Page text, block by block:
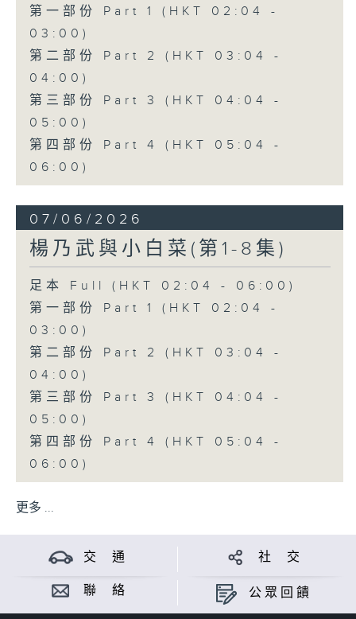
第一部份 Part 1 (HKT 02:04 -
03:00)
第二部份 Part 2 (HKT 03:04 -
04:00)
第三部份 Part 3 (HKT 04:04 -
05:00)
第四部份 Part 4 (HKT 05:04 -
06:00)
07/06/2026
楊乃武與小白菜(第1-8集)
足本 Full (HKT 02:04 - 06:00)
第一部份 Part 1 (HKT 02:04 -
03:00)
第二部份 Part 2 (HKT 03:04 -
04:00)
第三部份 Part 3 (HKT 04:04 -
05:00)
第四部份 Part 4 (HKT 05:04 -
06:00)
更多 ...
交 通 社 交
聯 絡 公眾回饋